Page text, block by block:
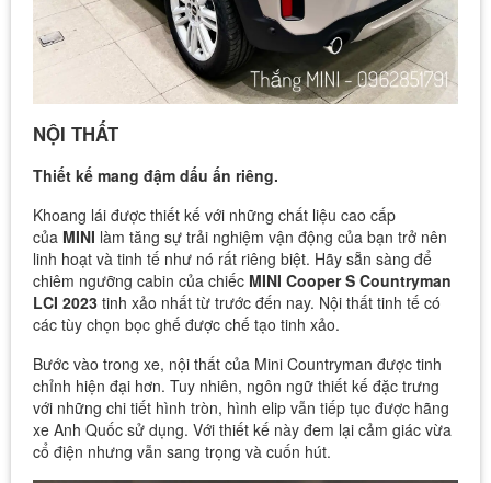
NỘI THẤT
Thiết kế mang đậm dấu ấn riêng.
Khoang lái được thiết kế với những chất liệu cao cấp
của MINI làm tăng sự trải nghiệm vận động của bạn trở nên
linh hoạt và tinh tế như nó rất riêng biệt. Hãy sẵn sàng để
chiêm ngưỡng cabin của chiếc MINI Cooper S Countryman
LCI 2023 tinh xảo nhất từ ​​trước đến nay. Nội thất tinh tế có
các tùy chọn bọc ghế được chế tạo tinh xảo.
Bước vào trong xe, nội thất của Mini Countryman được tinh
chỉnh hiện đại hơn. Tuy nhiên, ngôn ngữ thiết kế đặc trưng
với những chi tiết hình tròn, hình elip vẫn tiếp tục được hãng
xe Anh Quốc sử dụng. Với thiết kế này đem lại cảm giác vừa
cổ điện nhưng vẫn sang trọng và cuốn hút.